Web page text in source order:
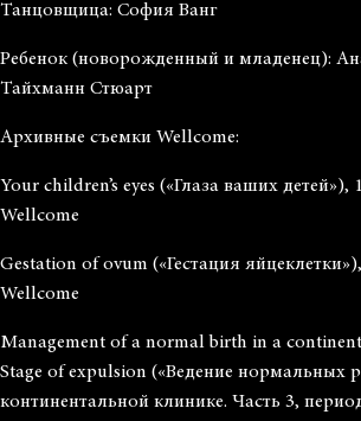
Танцовщица: София Ванг
Ребенок (новорожденный и младенец):
Тайхманн Стюарт
Архивные съемки Wellcome:
Your children’s eyes («Глаза ваших детей»),
Wellcome
Gestation of ovum («Гестация
Wellcome
Management of a normal birth in a
Stage of expulsion («Ведение нормальных
континентальной клинике. Часть 3,